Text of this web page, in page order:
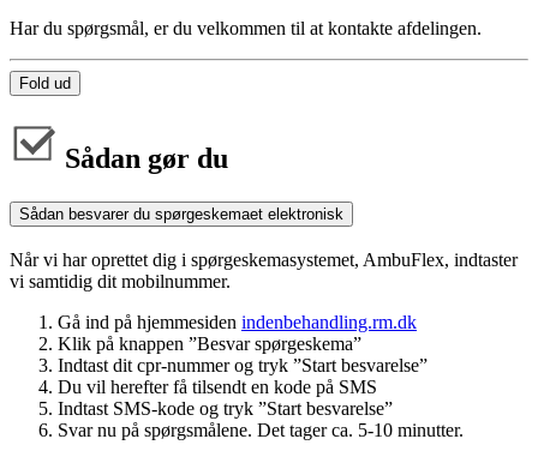
Har du spørgsmål, er du velkommen til at kontakte afdelingen.
Fold ud
Sådan gør du
Sådan besvarer du spørgeskemaet elektronisk
Når vi har oprettet dig i spørgeskemasystemet, AmbuFlex, indtaster
vi samtidig dit mobilnummer.
Gå ind på hjemmesiden indenbehandling.rm.dk
Klik på knappen ”Besvar spørgeskema”
Indtast dit cpr-nummer og tryk ”Start besvarelse”
Du vil herefter få tilsendt en kode på SMS
Indtast SMS-kode og tryk ”Start besvarelse”
Svar nu på spørgsmålene. Det tager ca. 5-10 minutter.